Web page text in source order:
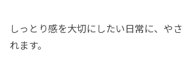
しっとり感を大切にしたい日常に、や
れます。